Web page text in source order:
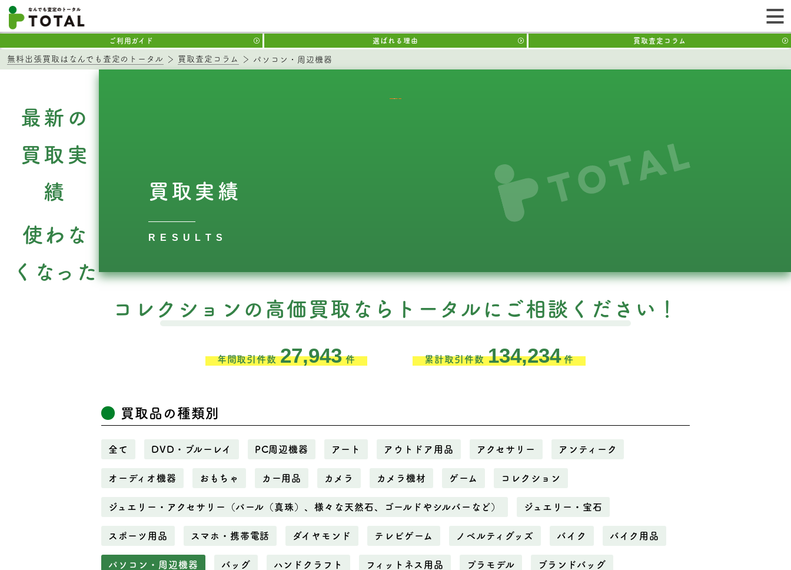
ご利用ガイド 選ばれる理由 買取査定コラム
無料出張買取はなんでも査定のトータル 買取査定コラム パソコン・周辺機器
買取実績
RESULTS
最新の
買取実
績
使わな
くなった
コレクションの高価買取ならトータルにご相談ください！
年間取引件数27,943件 累計取引件数134,234件
買取品の種類別
全て DVD・ブルーレイ PC周辺機器 アート アウトドア用品 アクセサリー アンティーク
オーディオ機器 おもちゃ カー用品 カメラ カメラ機材 ゲーム コレクション
ジュエリー・アクセサリー（パール（真珠）、様々な天然石、ゴールドやシルバーなど） ジュエリー・宝石
スポーツ用品 スマホ・携帯電話 ダイヤモンド テレビゲーム ノベルティグッズ バイク バイク用品
パソコン・周辺機器 バッグ ハンドクラフト フィットネス用品 プラモデル ブランドバッグ